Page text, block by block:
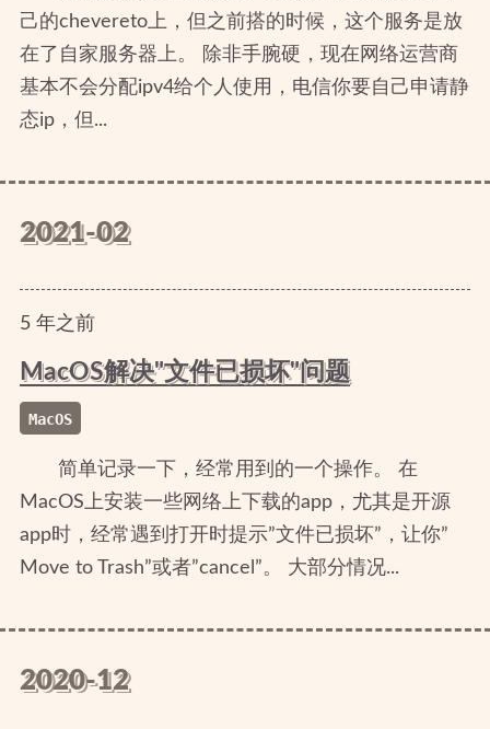
己的chevereto上，但之前搭的时候，这个服务是放
在了自家服务器上。 除非手腕硬，现在网络运营商
基本不会分配ipv4给个人使用，电信你要自己申请静
态ip，但...
2021-02
5年之前
MacOS解决"文件已损坏"问题
MacOS
简单记录一下，经常用到的一个操作。 在
MacOS上安装一些网络上下载的app，尤其是开源
app时，经常遇到打开时提示”文件已损坏”，让你”
Move to Trash”或者”cancel”。 大部分情况...
2020-12